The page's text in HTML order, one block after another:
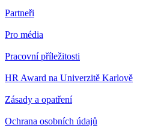
Partneři
Pro média
Pracovní příležitosti
HR Award na Univerzitě Karlově
Zásady a opatření
Ochrana osobních údajů